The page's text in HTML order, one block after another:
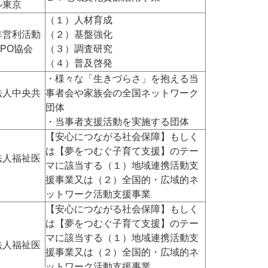
東京
利活動
協会
（１）人材育成
（２）基盤強化
（３）調査研究
（４）普及啓発
人中央共
・様々な「生きづらさ」を抱える当
事者会や家族会の全国ネットワーク
団体
・当事者支援活動を実施する団体
福祉医
【安心につながる社会保障】もしく
は【夢をつむぐ子育て支援】のテー
マに該当する（１）地域連携活動支
援事業又は（２）全国的・広域的ネ
ットワーク活動支援事業
福祉医
【安心につながる社会保障】もしく
は【夢をつむぐ子育て支援】のテー
マに該当する（１）地域連携活動支
援事業又は（２）全国的・広域的ネ